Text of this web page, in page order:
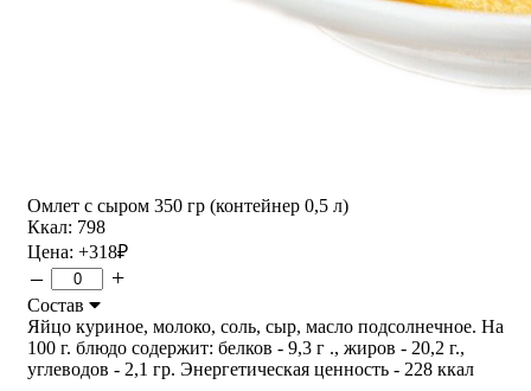
Омлет с сыром 350 гр (контейнер 0,5 л)
Ккал: 798
Цена: +318₽
– +
Состав
Яйцо куриное, молоко, соль, сыр, масло подсолнечное. На
100 г. блюдо содержит: белков - 9,3 г ., жиров - 20,2 г.,
углеводов - 2,1 гр. Энергетическая ценность - 228 ккал